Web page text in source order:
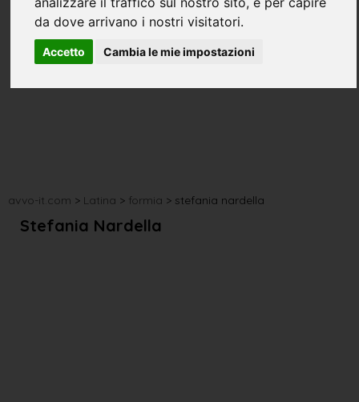
da dove arrivano i nostri visitatori.
Accetto Cambia le mie impostazioni
avvo-it.com > Latina > formia > stefania nardella
Stefania Nardella